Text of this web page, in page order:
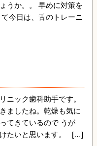
うか。。 早めに対策を
今日は、舌のトレーニ
ニック歯科助手です。
ましたね。乾燥も気に
てきているので うが
けたいと思います。 […]